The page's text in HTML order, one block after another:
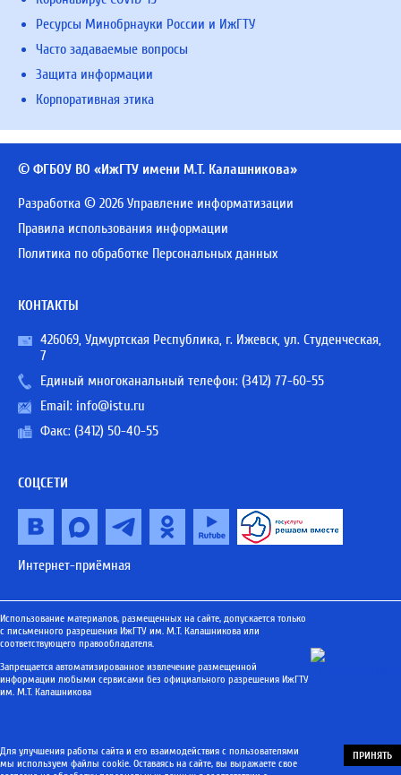
Ресурсы Минобрнауки России и ИжГТУ
Часто задаваемые вопросы
Защита информации
Корпоративная этика
© ФГБОУ ВО «ИжГТУ имени М.Т. Калашникова»
Разработка © 2026 Управление информатизации
Правила использования информации
Политика по обработке Персональных данных
КОНТАКТЫ
426069, Удмуртская Республика, г. Ижевск, ул. Студенческая,
7
Единый многоканальный телефон: (3412) 77-60-55
Email: info@istu.ru
Факс: (3412) 50-40-55
СОЦСЕТИ
Интернет-приёмная
Использование материалов, размещенных на сайте, допускается только
с письменного разрешения ИжГТУ им. М.Т. Калашникова или
соответствующего правообладателя.
Запрещается автоматизированное извлечение размещенной
информации любыми сервисами без официального разрешения ИжГТУ
им. М.Т. Калашникова
Для улучшения работы сайта и его взаимодействия с пользователями
мы используем файлы cookie. Оставаясь на сайте, вы выражаете свое
ПРИНЯТЬ